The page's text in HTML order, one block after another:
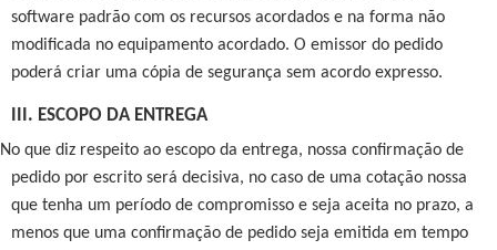
software padrão com os recursos acordados e na forma não
modificada no equipamento acordado. O emissor do pedido
poderá criar uma cópia de segurança sem acordo expresso.
III. ESCOPO DA ENTREGA
No que diz respeito ao escopo da entrega, nossa confirmação de
pedido por escrito será decisiva, no caso de uma cotação nossa
que tenha um período de compromisso e seja aceita no prazo, a
menos que uma confirmação de pedido seja emitida em tempo